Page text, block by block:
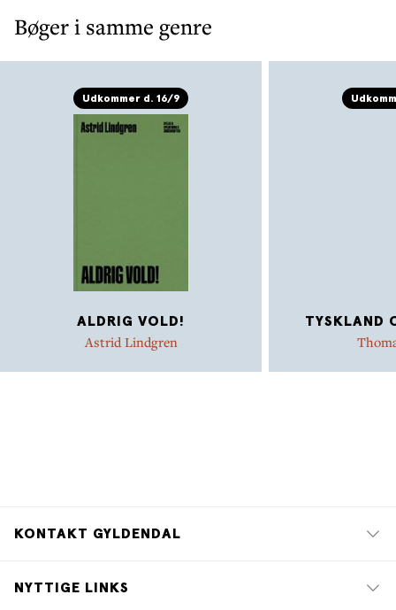
Bøger i samme genre
Udkommer d. 16/9
ALDRIG VOLD!
Astrid Lindgren
TYSKLAND
KONTAKT GYLDENDAL
NYTTIGE LINKS